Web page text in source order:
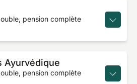
pension complète
Ayurvédique
pension complète